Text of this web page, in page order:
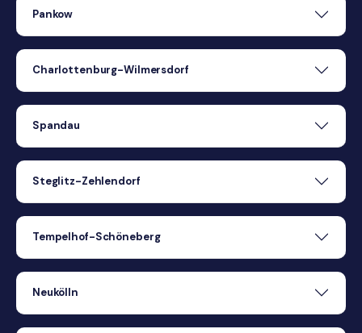
Pankow
Charlottenburg-Wilmersdorf
Spandau
Steglitz-Zehlendorf
Tempelhof-Schöneberg
Neukölln